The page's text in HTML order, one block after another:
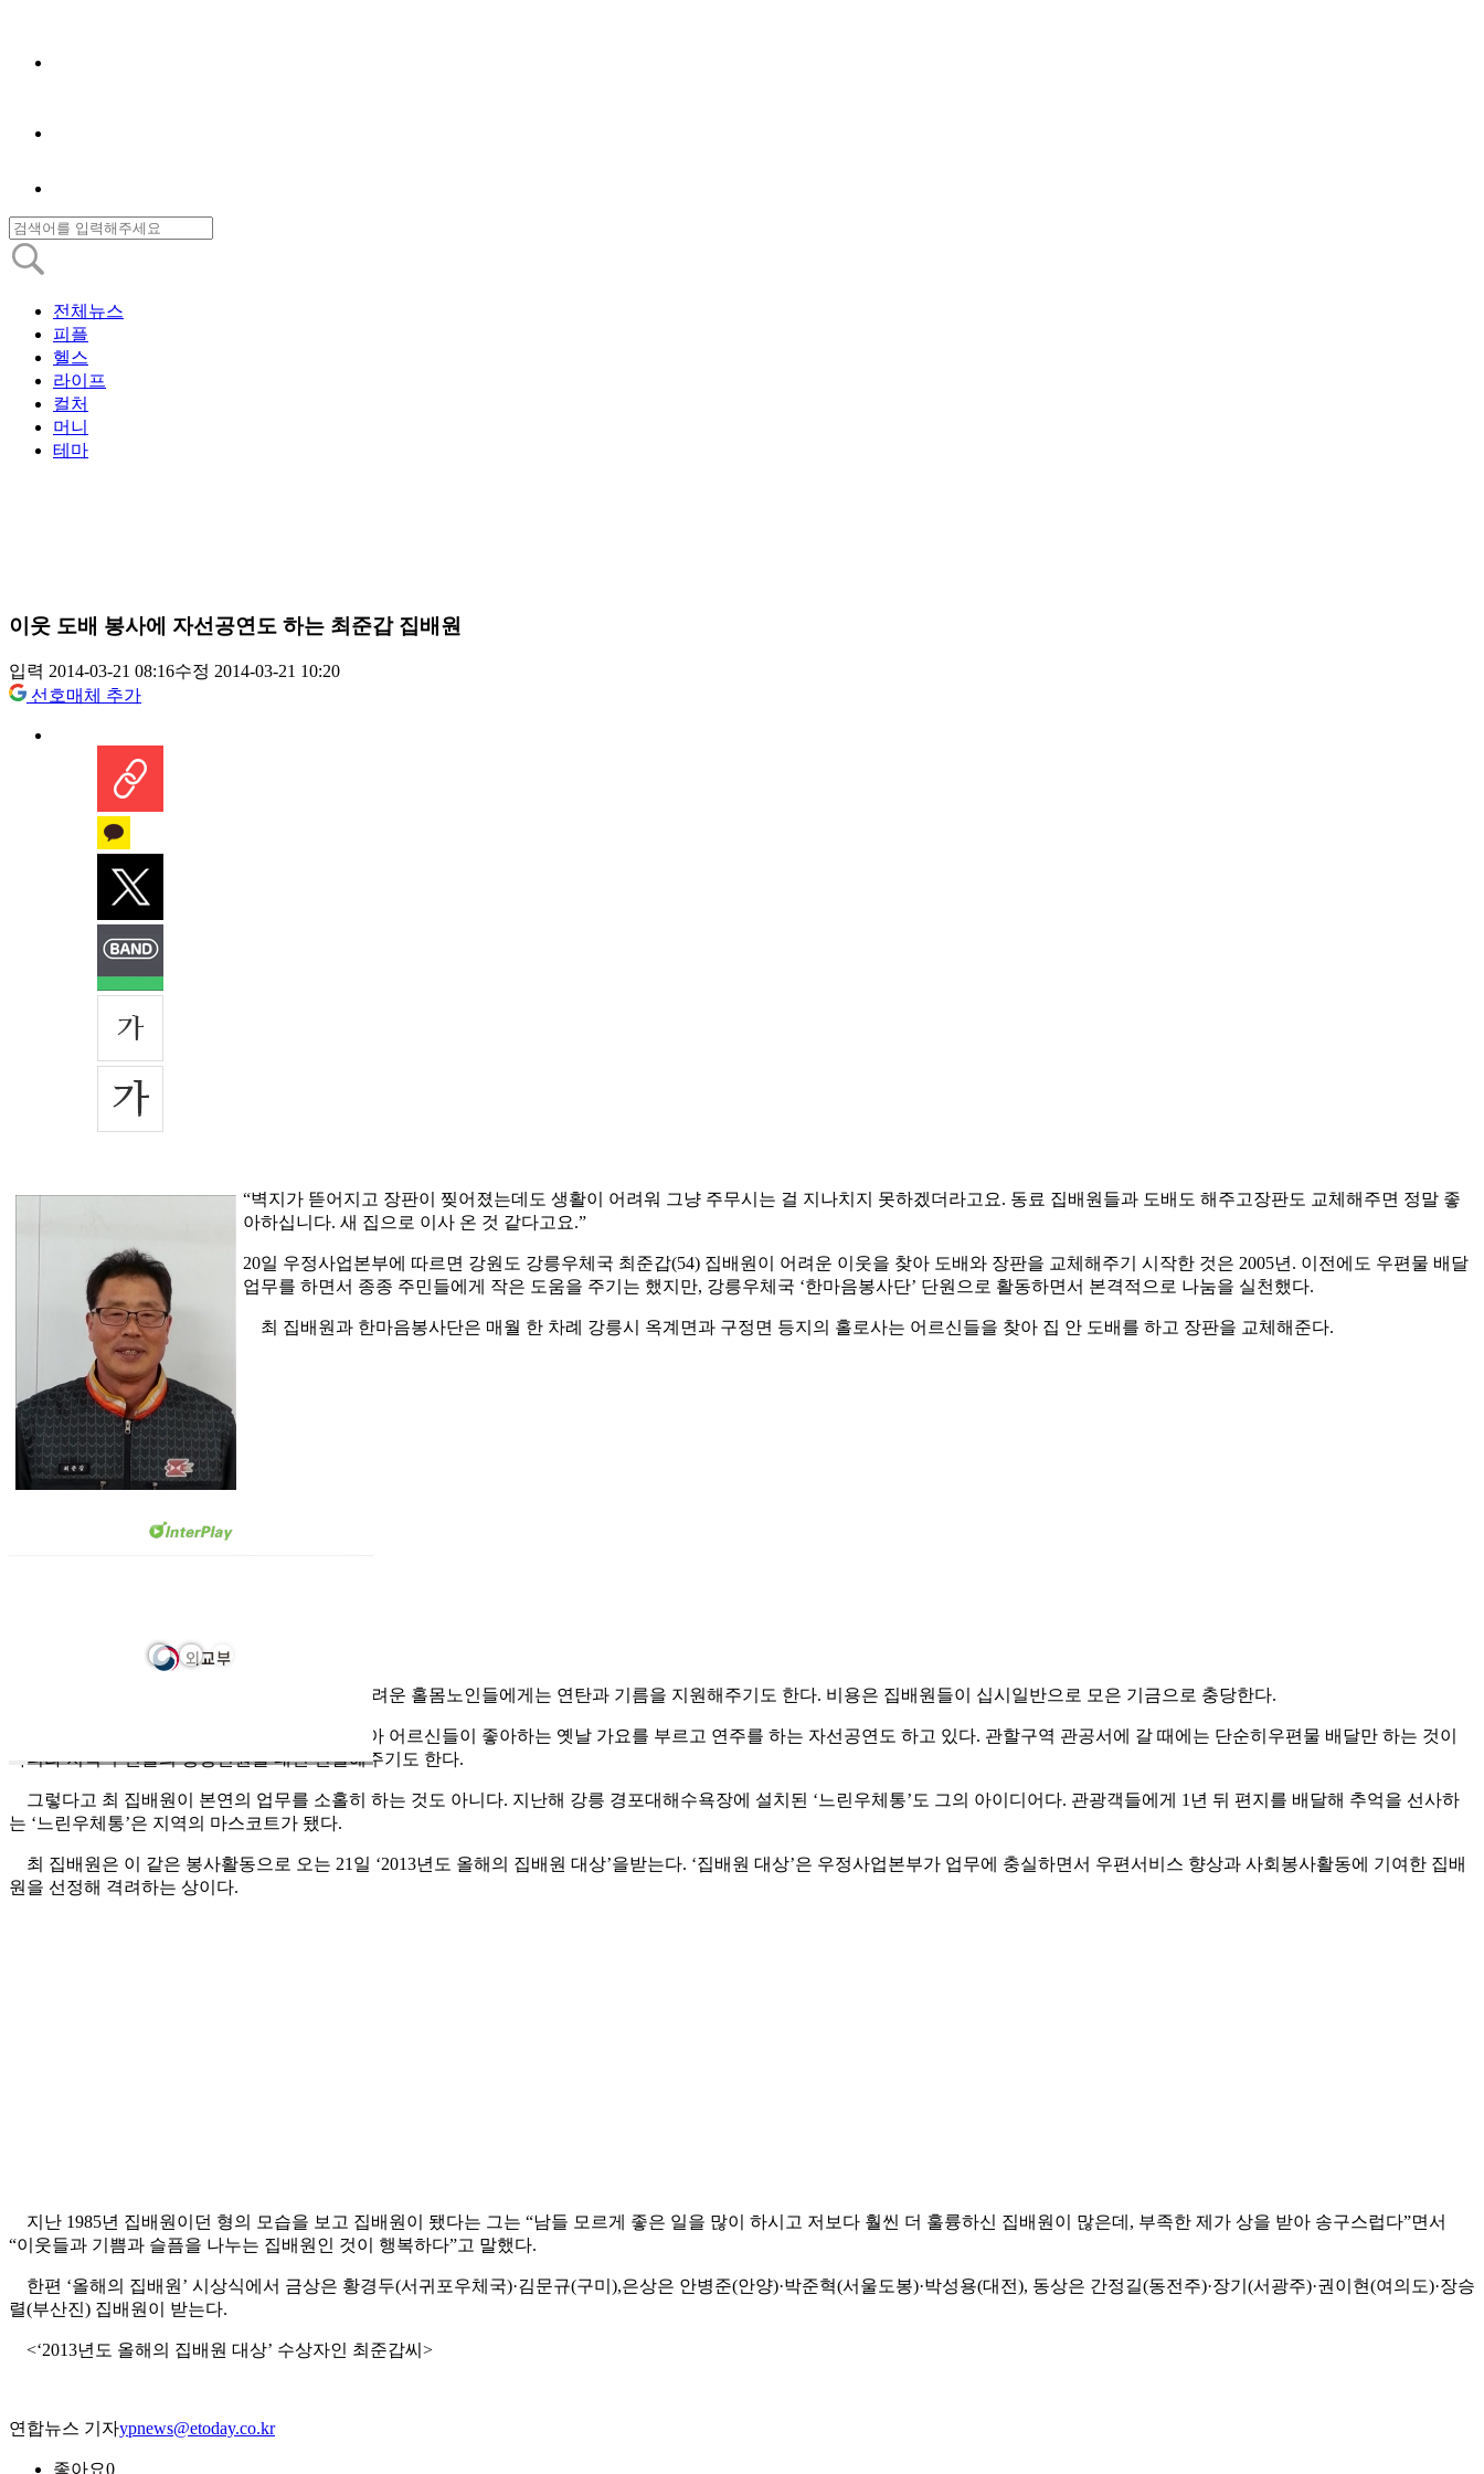
전체뉴스
피플
헬스
라이프
컬처
머니
테마
이웃 도배 봉사에 자선공연도 하는 최준갑 집배원
입력 2014-03-21 08:16수정 2014-03-21 10:20
선호매체 추가
“벽지가 뜯어지고 장판이 찢어졌는데도 생활이 어려워 그냥 주무시는 걸 지나치지 못하겠더라고요. 동료 집배원들과 도배도 해주고장판도 교체해주면 정말 좋
아하십니다. 새 집으로 이사 온 것 같다고요.”
20일 우정사업본부에 따르면 강원도 강릉우체국 최준갑(54) 집배원이 어려운 이웃을 찾아 도배와 장판을 교체해주기 시작한 것은 2005년. 이전에도 우편물 배달
업무를 하면서 종종 주민들에게 작은 도움을 주기는 했지만, 강릉우체국 ‘한마음봉사단’ 단원으로 활동하면서 본격적으로 나눔을 실천했다.
최 집배원과 한마음봉사단은 매월 한 차례 강릉시 옥계면과 구정면 등지의 홀로사는 어르신들을 찾아 집 안 도배를 하고 장판을 교체해준다.
무너진 지붕이나 담장을 수리하고, 생활이 어려운 홀몸노인들에게는 연탄과 기름을 지원해주기도 한다. 비용은 집배원들이 십시일반으로 모은 기금으로 충당한다.
그는 노래밴드 활동을 하면서 복지시설을 찾아 어르신들이 좋아하는 옛날 가요를 부르고 연주를 하는 자선공연도 하고 있다. 관할구역 관공서에 갈 때에는 단순히우편물 배달만 하는 것이
아니라 지역 주민들의 행정민원을 대신 전달해주기도 한다.
그렇다고 최 집배원이 본연의 업무를 소홀히 하는 것도 아니다. 지난해 강릉 경포대해수욕장에 설치된 ‘느린우체통’도 그의 아이디어다. 관광객들에게 1년 뒤 편지를 배달해 추억을 선사하
는 ‘느린우체통’은 지역의 마스코트가 됐다.
최 집배원은 이 같은 봉사활동으로 오는 21일 ‘2013년도 올해의 집배원 대상’을받는다. ‘집배원 대상’은 우정사업본부가 업무에 충실하면서 우편서비스 향상과 사회봉사활동에 기여한 집배
원을 선정해 격려하는 상이다.
지난 1985년 집배원이던 형의 모습을 보고 집배원이 됐다는 그는 “남들 모르게 좋은 일을 많이 하시고 저보다 훨씬 더 훌륭하신 집배원이 많은데, 부족한 제가 상을 받아 송구스럽다”면서
“이웃들과 기쁨과 슬픔을 나누는 집배원인 것이 행복하다”고 말했다.
한편 ‘올해의 집배원’ 시상식에서 금상은 황경두(서귀포우체국)·김문규(구미),은상은 안병준(안양)·박준혁(서울도봉)·박성용(대전), 동상은 간정길(동전주)·장기(서광주)·권이현(여의도)·장승
렬(부산진) 집배원이 받는다.
<‘2013년도 올해의 집배원 대상’ 수상자인 최준갑씨>
연합뉴스 기자ypnews@etoday.co.kr
좋아요0